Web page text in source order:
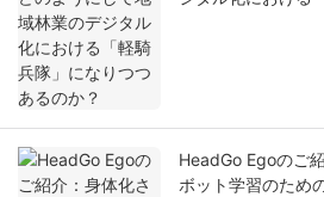
HeadGo Egoのご
ボット学習のため